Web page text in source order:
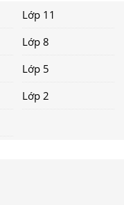
Lớp 11
Lớp 8
Lớp 5
Lớp 2